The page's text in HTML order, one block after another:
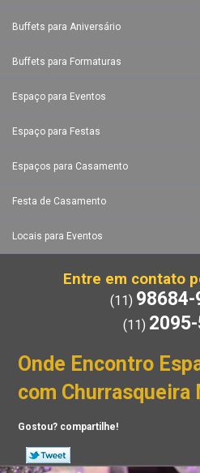
Buffets para Aniversário
Buffets para Formaturas
Espaço para Eventos
Espaço para Festas
Espaços para Casamento
Festa de Casamento
Locais para Eventos
Entre em contato
(11) 98684-
(11)
Onde Encontro
com Churrasqueira
Gostou? compartilhe!